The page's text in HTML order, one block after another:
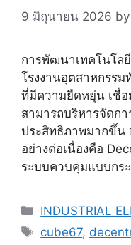
9 มิถุนายน 2026 by
การพัฒนาเทคโนโล
โรงงานอุตสาหกรร
ที่มีความยืดหยุ่น เชื่อ
สามารถบริหารจัดกา
ประสิทธิภาพมากขึ้น
อย่างต่อเนื่องคือ
ระบบควบคุมแบบกร
Categories
INDUSTRIAL
Tags
cube67,